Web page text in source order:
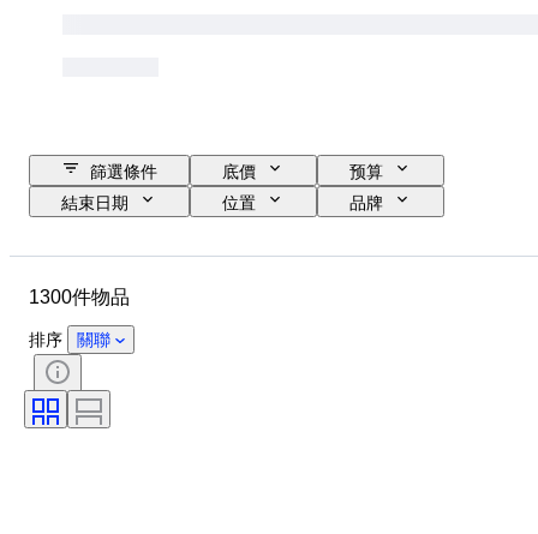
篩選條件 底價
预算
結束日期
位置
品牌
標題
比例
鐵路公司
1300件物品
排序 關聯